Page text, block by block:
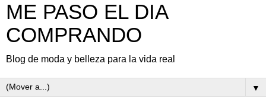
ME PASO EL DIA
COMPRANDO
Blog de moda y belleza para la vida real
▼